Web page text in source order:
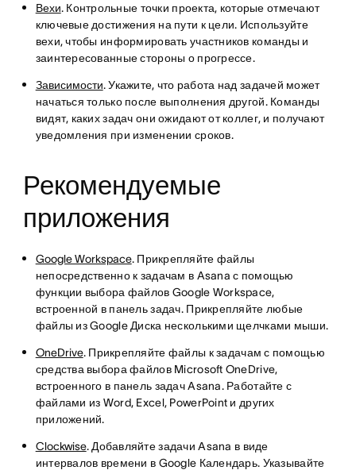
Вехи. Контрольные точки проекта, которые отмечают
ключевые достижения на пути к цели. Используйте
вехи, чтобы информировать участников команды и
заинтересованные стороны о прогрессе.
Зависимости. Укажите, что работа над задачей может
начаться только после выполнения другой. Команды
видят, каких задач они ожидают от коллег, и получают
уведомления при изменении сроков.
Рекомендуемые
приложения
Google Workspace. Прикрепляйте файлы
непосредственно к задачам в Asana с помощью
функции выбора файлов Google Workspace,
встроенной в панель задач. Прикрепляйте любые
файлы из Google Диска несколькими щелчками мыши.
OneDrive. Прикрепляйте файлы к задачам с помощью
средства выбора файлов Microsoft OneDrive,
встроенного в панель задач Asana. Работайте с
файлами из Word, Excel, PowerPoint и других
приложений.
Clockwise. Добавляйте задачи Asana в виде
интервалов времени в Google Календарь. Указывайте